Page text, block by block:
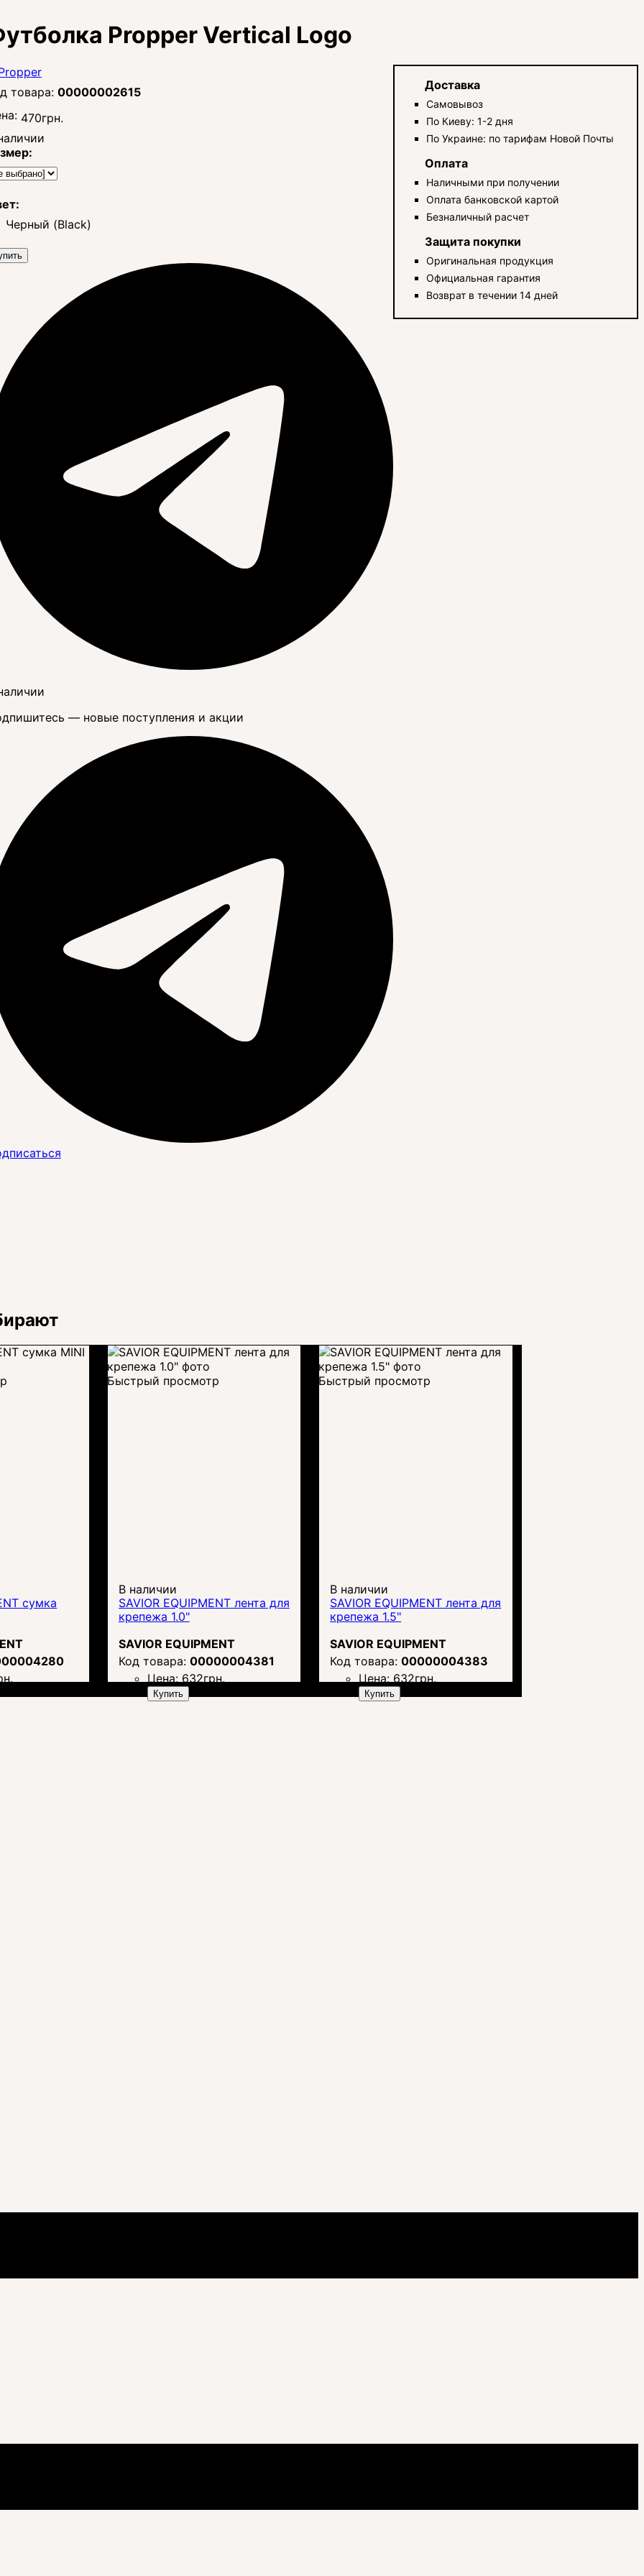
Propper Vertical Logo
00000002615
470грн.
Черный (Black)
— новые поступления и акции
Доставка
Самовывоз
По Киеву: 1-2 дня
По Украине: по тарифам Новой Почты
Оплата
Наличными при получении
Оплата банковской картой
Безналичный расчет
Защита покупки
Оригинальная продукция
Официальная гарантия
Возврат в течении 14 дней
сумка
Быстрый просмотр
В наличии
SAVIOR EQUIPMENT лента для
крепежа 1.0"
SAVIOR EQUIPMENT
00000004381
Цена:632грн.
Купить
Быстрый просмотр
В наличии
SAVIOR EQUIPMENT лента для
крепежа 1.5"
SAVIOR EQUIPMENT
00000004383
Цена:632грн.
Купить